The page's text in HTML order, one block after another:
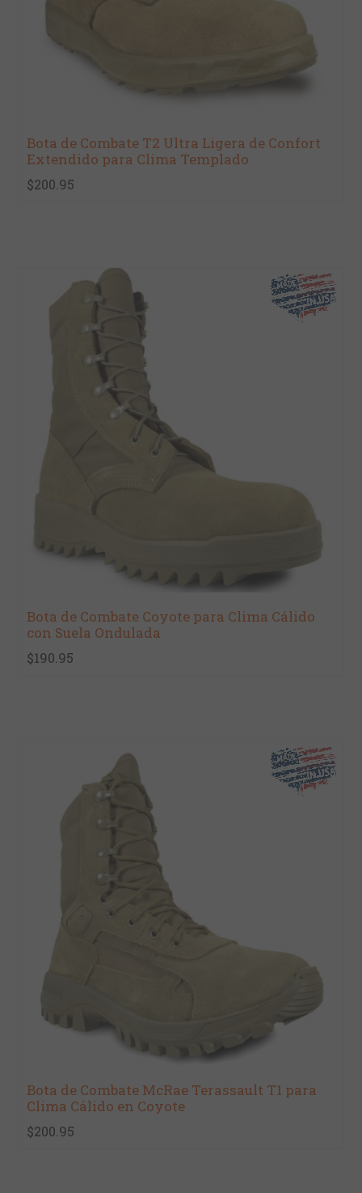
Bota de Combate T2 Ultra Ligera de Confort
Extendido para Clima Templado
$200.95
Bota de Combate Coyote para Clima Cálido
con Suela Ondulada
$190.95
Bota de Combate McRae Terassault T1 para
Clima Cálido en Coyote
$200.95